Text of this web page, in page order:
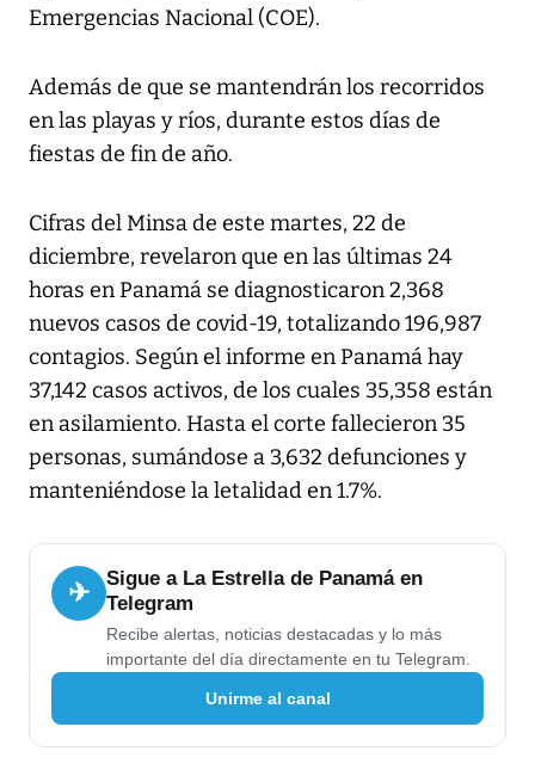
Emergencias Nacional (COE).
Además de que se mantendrán los recorridos
en las playas y ríos, durante estos días de
fiestas de fin de año.
Cifras del Minsa de este martes, 22 de
diciembre, revelaron que en las últimas 24
horas en Panamá se diagnosticaron 2,368
nuevos casos de covid-19, totalizando 196,987
contagios. Según el informe en Panamá hay
37,142 casos activos, de los cuales 35,358 están
en asilamiento. Hasta el corte fallecieron 35
personas, sumándose a 3,632 defunciones y
manteniéndose la letalidad en 1.7%.
✈
Sigue a La Estrella de Panamá en
Telegram
Recibe alertas, noticias destacadas y lo más
importante del día directamente en tu Telegram.
Unirme al canal